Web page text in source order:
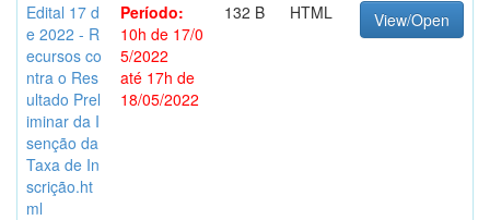
Edital 17 d
e 2022 - R
ecursos co
ntra o Res
ultado Prel
iminar da I
senção da
Taxa de In
scrição.ht
ml
Período:
10h de 17/0
5/2022
até 17h de
18/05/2022
132 B HTML View/Open